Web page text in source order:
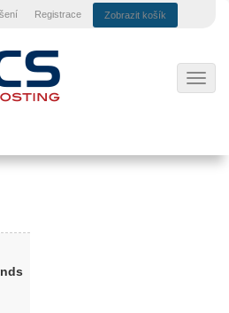
Registrace Zobrazit košík